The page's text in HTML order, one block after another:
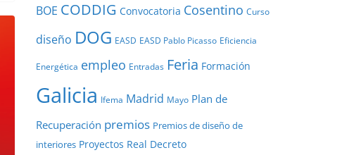
BOE CODDIG Convocatoria Cosentino Curso
diseño DOG EASD EASD Pablo Picasso Eficiencia
Energética empleo Entradas Feria Formación
Galicia Ifema Madrid Mayo Plan de
Recuperación premios Premios de diseño de
interiores Proyectos Real Decreto